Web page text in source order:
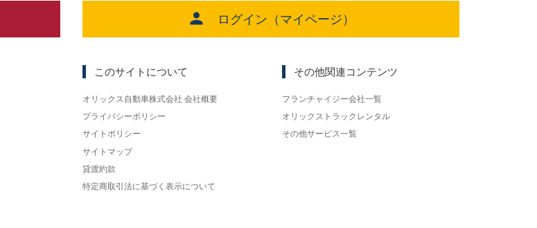
ログイン（マイページ）
このサイトについて
オリックス自動車株式会社 会社概要
プライバシーポリシー
サイトポリシー
サイトマップ
貸渡約款
特定商取引法に基づく表示について
その他関連コンテンツ
フランチャイジー会社一覧
オリックストラックレンタル
その他サービス一覧